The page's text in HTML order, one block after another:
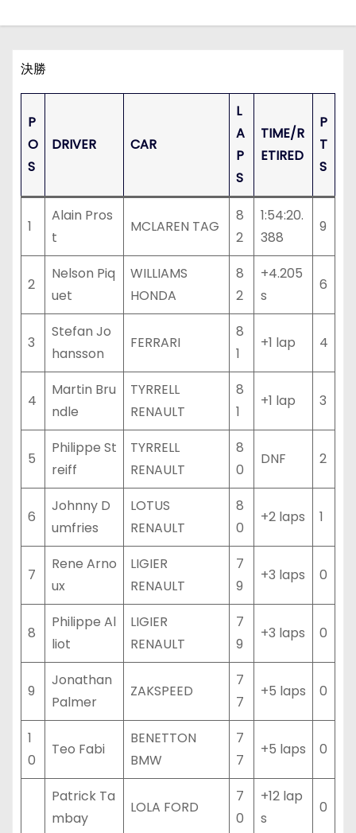
決勝
P
O
S
DRIVER CAR
L
A
P
S
TIME/R
ETIRED
P
T
S
1
Alain Pros
t
MCLAREN TAG
8
2
1:54:20.
388
9
2
Nelson Piq
uet
WILLIAMS
HONDA
8
2
+4.205
s
6
3
Stefan Jo
hansson
FERRARI
8
1
+1 lap 4
4
Martin Bru
ndle
TYRRELL
RENAULT
8
1
+1 lap 3
5
Philippe St
reiff
TYRRELL
RENAULT
8
0
DNF 2
6
Johnny D
umfries
LOTUS
RENAULT
8
0
+2 laps 1
7
Rene Arno
ux
LIGIER
RENAULT
7
9
+3 laps 0
8
Philippe Al
liot
LIGIER
RENAULT
7
9
+3 laps 0
9
Jonathan
Palmer
ZAKSPEED
7
7
+5 laps 0
1
0
Teo Fabi
BENETTON
BMW
7
7
+5 laps 0
Patrick Ta
mbay
LOLA FORD
7
0
+12 lap
s
0